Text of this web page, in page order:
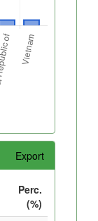
Export
Perc.
(%)